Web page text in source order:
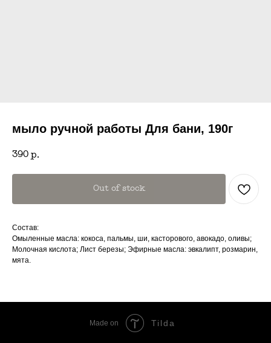
мыло ручной работы Для бани, 190г
390р.
Out of stock
Состав:
Омыленные масла: кокоса, пальмы, ши, касторового, авокадо, оливы;
Молочная кислота; Лист березы; Эфирные масла: эвкалипт, розмарин,
мята.
Made on Tilda